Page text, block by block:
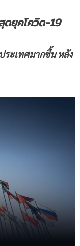
ดยุคโควิด-19
ระเทศมากขึ้น หลัง